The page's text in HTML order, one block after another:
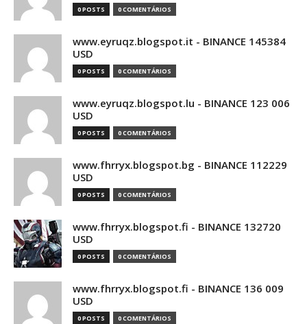
0 POSTS 0 COMENTÁRIOS
www.eyruqz.blogspot.it - BINANCE 145384
USD
0 POSTS 0 COMENTÁRIOS
www.eyruqz.blogspot.lu - BINANCE 123 006
USD
0 POSTS 0 COMENTÁRIOS
www.fhrryx.blogspot.bg - BINANCE 112229
USD
0 POSTS 0 COMENTÁRIOS
www.fhrryx.blogspot.fi - BINANCE 132720
USD
0 POSTS 0 COMENTÁRIOS
www.fhrryx.blogspot.fi - BINANCE 136 009
USD
0 POSTS 0 COMENTÁRIOS